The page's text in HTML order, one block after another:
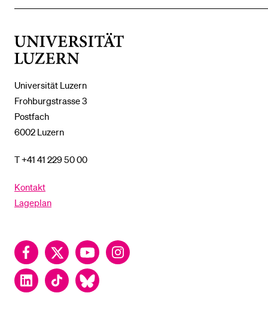
Universität Luzern
Frohburgstrasse 3
Postfach
6002 Luzern
T +41 41 229 50 00
Kontakt
Lageplan
FacebookTwitter YouTubeInstagram
LinkedInTikTok Bluesky
DAS